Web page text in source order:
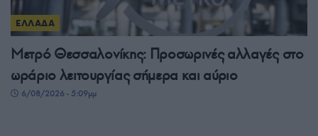
ΕΛΛΑΔΑ
Μετρό Θεσσαλονίκης: Προσωρινές αλλαγές στο
ωράριο λειτουργίας σήμερα και αύριο
6/08/2026 - 5:09μμ